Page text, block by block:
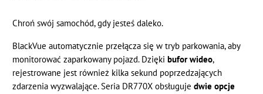
Chroń swój samochód, gdy jesteś daleko.
BlackVue automatycznie przełącza się w tryb parkowania, aby
monitorować zaparkowany pojazd. Dziękibufor wideo,
rejestrowane jest również kilka sekund poprzedzających
zdarzenia wyzwalające. Seria DR770X obsługujedwie opcje